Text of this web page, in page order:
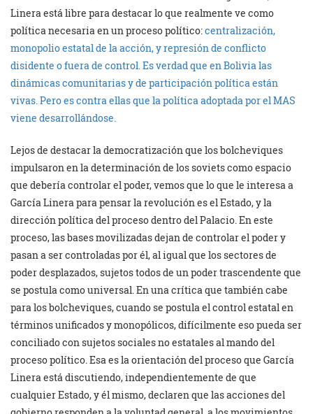
Linera está libre para destacar lo que realmente ve como
política necesaria en un proceso político:centralización,
monopolio estatal de la acción, y represión de conflicto
disidente o fuera de control. Es verdad que en Bolivia las
dinámicas comunitarias y de participación política están
vivas. Pero es contra ellas que la política adoptada por el MAS
viene desarrollándose.
Lejos de destacar la democratización que los bolcheviques
impulsaron en la determinación de los soviets como espacio
que debería controlar el poder, vemos que lo que le interesa a
García Linera para pensar la revolución es el Estado, y la
dirección política del proceso dentro del Palacio. En este
proceso, las bases movilizadas dejan de controlar el poder y
pasan a ser controladas por él, al igual que los sectores de
poder desplazados, sujetos todos de un poder trascendente que
se postula como universal. En una crítica que también cabe
para los bolcheviques, cuando se postula el control estatal en
términos unificados y monopólicos, difícilmente eso pueda ser
conciliado con sujetos sociales no estatales al mando del
proceso político. Esa es la orientación del proceso que García
Linera está discutiendo, independientemente de que
cualquier Estado, y él mismo, declaren que las acciones del